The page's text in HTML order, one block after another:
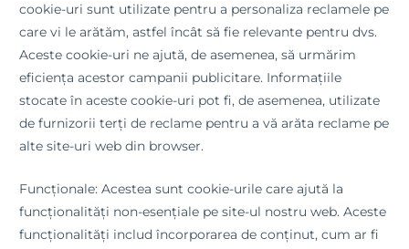
cookie-uri sunt utilizate pentru a personaliza reclamele pe
care vi le arătăm, astfel încât să fie relevante pentru dvs.
Aceste cookie-uri ne ajută, de asemenea, să urmărim
eficiența acestor campanii publicitare. Informațiile
stocate în aceste cookie-uri pot fi, de asemenea, utilizate
de furnizorii terți de reclame pentru a vă arăta reclame pe
alte site-uri web din browser.
Funcționale: Acestea sunt cookie-urile care ajută la
funcționalități non-esențiale pe site-ul nostru web. Aceste
funcționalități includ încorporarea de conținut, cum ar fi